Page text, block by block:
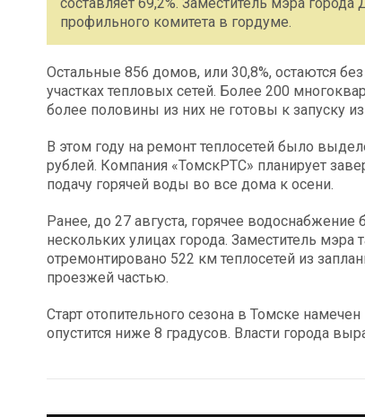
профильного комитета в гордуме.
Остальные 856 домов, или 30,8%, остаются
участках тепловых сетей. Более 200
более половины из них не готовы к запуску
В этом году на ремонт теплосетей было
рублей. Компания «ТомскРТС» планирует
подачу горячей воды во все дома к осени.
Ранее, до 27 августа, горячее
нескольких улицах города. Заместитель
отремонтировано 522 км теплосетей из
проезжей частью.
Старт отопительного сезона в Томске
опустится ниже 8 градусов. Власти города